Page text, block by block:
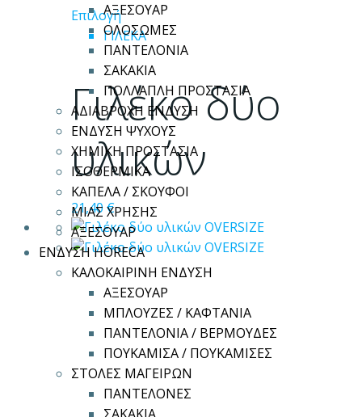
ΑΞΕΣΟΥΑΡ
ΟΛΟΣΩΜΕΣ
ΠΑΝΤΕΛΟΝΙΑ
ΣΑΚΑΚΙΑ
ΠΟΛΛΑΠΛΗ ΠΡΟΣΤΑΣΙΑ
ΑΔΙΑΒΡΟΧΗ ΕΝΔΥΣΗ
ΕΝΔΥΣΗ ΨΥΧΟΥΣ
ΧΗΜΙΚΗ ΠΡΟΣΤΑΣΙΑ
ΙΣΟΘΕΡΜΙΚΑ
ΚΑΠΕΛΑ / ΣΚΟΥΦΟΙ
ΜΙΑΣ ΧΡΗΣΗΣ
ΑΞΕΣΟΥΑΡ
ΕΝΔΥΣΗ HORECA
ΚΑΛΟΚΑΙΡΙΝΗ ΕΝΔΥΣΗ
ΑΞΕΣΟΥΑΡ
ΜΠΛΟΥΖΕΣ / ΚΑΦΤΑΝΙΑ
ΠΑΝΤΕΛΟΝΙΑ / ΒΕΡΜΟΥΔΕΣ
ΠΟΥΚΑΜΙΣΑ / ΠΟΥΚΑΜΙΣΕΣ
ΣΤΟΛΕΣ ΜΑΓΕΙΡΩΝ
ΠΑΝΤΕΛΟΝΕΣ
ΕπιλογήΑυτό
το
προϊόν
έχει
πολλαπλές
παραλλαγές.
Οι
επιλογές
μπορούν
να
επιλεγούν
στη
σελίδα
του
προϊόντος
ΓΙΛΕΚΑ
Γιλέκο δύο
υλικών
21,40 €